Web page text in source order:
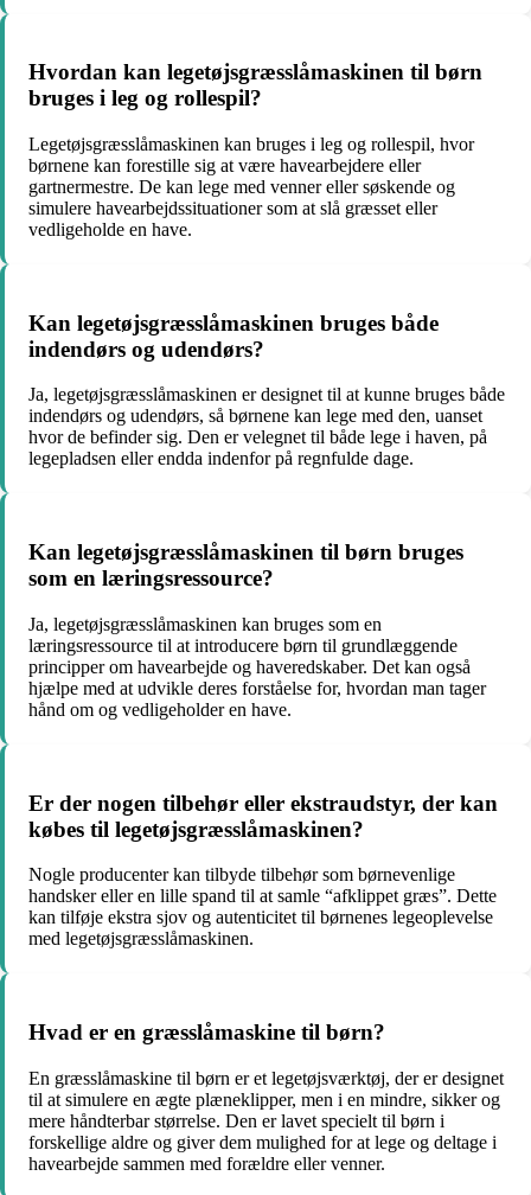
Hvordan kan legetøjsgræsslåmaskinen til børn
bruges i leg og rollespil?
Legetøjsgræsslåmaskinen kan bruges i leg og rollespil, hvor
børnene kan forestille sig at være havearbejdere eller
gartnermestre. De kan lege med venner eller søskende og
simulere havearbejdssituationer som at slå græsset eller
vedligeholde en have.
Kan legetøjsgræsslåmaskinen bruges både
indendørs og udendørs?
Ja, legetøjsgræsslåmaskinen er designet til at kunne bruges både
indendørs og udendørs, så børnene kan lege med den, uanset
hvor de befinder sig. Den er velegnet til både lege i haven, på
legepladsen eller endda indenfor på regnfulde dage.
Kan legetøjsgræsslåmaskinen til børn bruges
som en læringsressource?
Ja, legetøjsgræsslåmaskinen kan bruges som en
læringsressource til at introducere børn til grundlæggende
principper om havearbejde og haveredskaber. Det kan også
hjælpe med at udvikle deres forståelse for, hvordan man tager
hånd om og vedligeholder en have.
Er der nogen tilbehør eller ekstraudstyr, der kan
købes til legetøjsgræsslåmaskinen?
Nogle producenter kan tilbyde tilbehør som børnevenlige
handsker eller en lille spand til at samle “afklippet græs”. Dette
kan tilføje ekstra sjov og autenticitet til børnenes legeoplevelse
med legetøjsgræsslåmaskinen.
Hvad er en græsslåmaskine til børn?
En græsslåmaskine til børn er et legetøjsværktøj, der er designet
til at simulere en ægte plæneklipper, men i en mindre, sikker og
mere håndterbar størrelse. Den er lavet specielt til børn i
forskellige aldre og giver dem mulighed for at lege og deltage i
havearbejde sammen med forældre eller venner.